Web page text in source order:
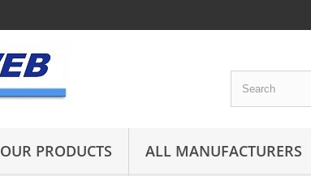
OUR PRODUCTS ALL MANUFACTURERS